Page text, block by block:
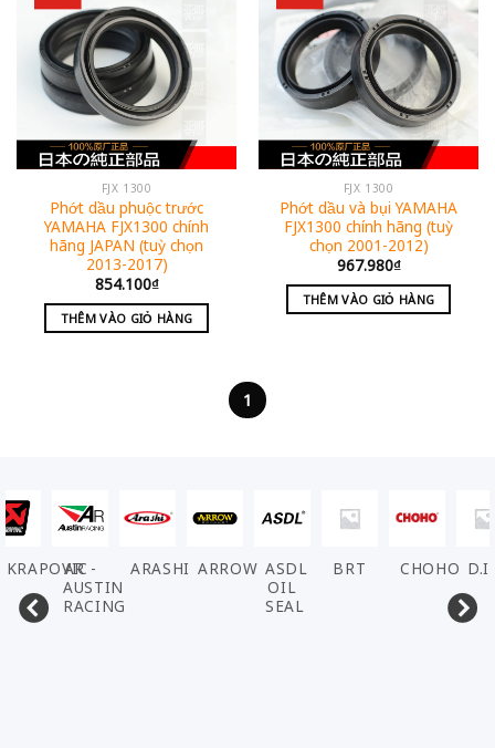
FJX 1300
Phớt dầu phuộc trước
YAMAHA FJX1300 chính
hãng JAPAN (tuỳ chọn
2013-2017)
854.100₫
THÊM VÀO GIỎ HÀNG
FJX 1300
Phớt dầu và bụi YAMAHA
FJX1300 chính hãng (tuỳ
chọn 2001-2012)
967.980₫
THÊM VÀO GIỎ HÀNG
1
AR -
AUSTIN
RACING
ARASHI ARROW ASDL
OIL
SEAL
BRT CHOHO